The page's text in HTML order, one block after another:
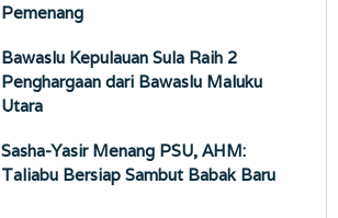
Pemenang
Bawaslu Kepulauan Sula Raih 2
Penghargaan dari Bawaslu Maluku
Utara
Sasha-Yasir Menang PSU, AHM:
Taliabu Bersiap Sambut Babak Baru